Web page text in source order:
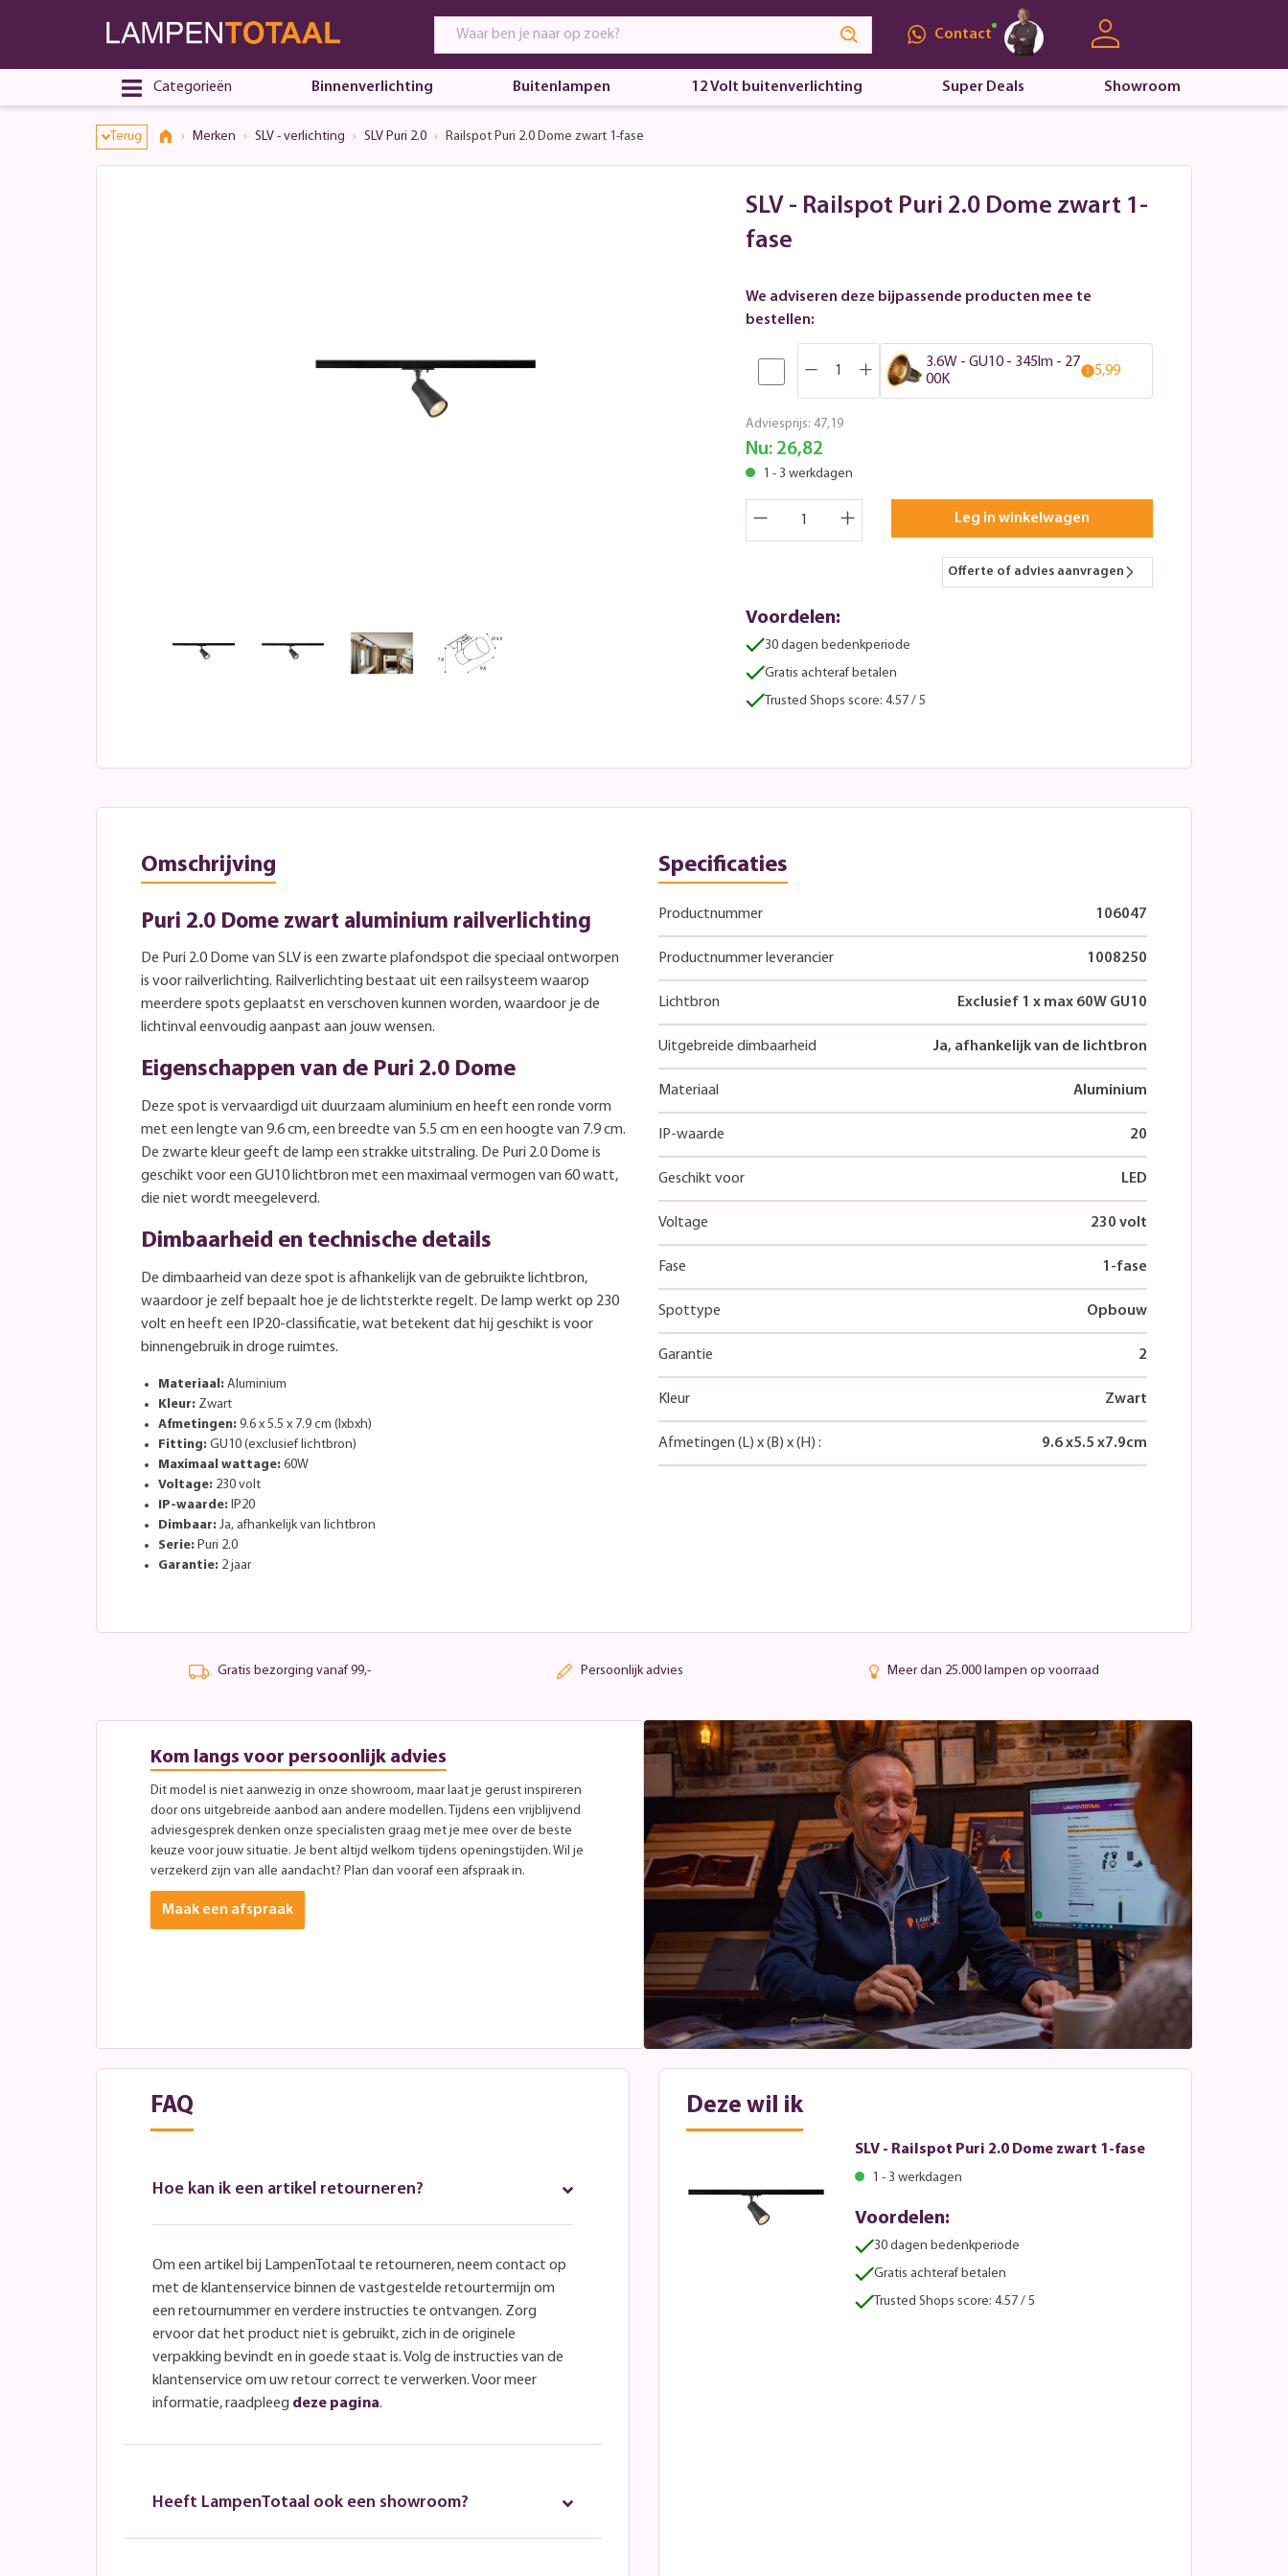
Contact
Categorieën Binnenverlichting Buitenlampen 12 Volt buitenverlichting Super Deals Showroom
Terug Merken SLV - verlichting SLV Puri 2.0 Railspot Puri 2.0 Dome zwart 1-fase
SLV - Railspot Puri 2.0 Dome zwart 1-
fase
We adviseren deze bijpassende producten mee te
bestellen:
3.6W - GU10 - 345lm - 27
00K
5,99
Adviesprijs: 47,19
Nu: 26,82
1 - 3 werkdagen
Leg in winkelwagen
Offerte of advies aanvragen
Voordelen:
30 dagen bedenkperiode
Gratis achteraf betalen
Trusted Shops score: 4.57 / 5
Omschrijving
Puri 2.0 Dome zwart aluminium railverlichting
De Puri 2.0 Dome van SLV is een zwarte plafondspot die speciaal ontworpen
is voor railverlichting. Railverlichting bestaat uit een railsysteem waarop
meerdere spots geplaatst en verschoven kunnen worden, waardoor je de
lichtinval eenvoudig aanpast aan jouw wensen.
Eigenschappen van de Puri 2.0 Dome
Deze spot is vervaardigd uit duurzaam aluminium en heeft een ronde vorm
met een lengte van 9.6 cm, een breedte van 5.5 cm en een hoogte van 7.9 cm.
De zwarte kleur geeft de lamp een strakke uitstraling. De Puri 2.0 Dome is
geschikt voor een GU10 lichtbron met een maximaal vermogen van 60 watt,
die niet wordt meegeleverd.
Dimbaarheid en technische details
De dimbaarheid van deze spot is afhankelijk van de gebruikte lichtbron,
waardoor je zelf bepaalt hoe je de lichtsterkte regelt. De lamp werkt op 230
volt en heeft een IP20-classificatie, wat betekent dat hij geschikt is voor
binnengebruik in droge ruimtes.
Materiaal: Aluminium
Kleur: Zwart
Afmetingen: 9.6 x 5.5 x 7.9 cm (lxbxh)
Fitting: GU10 (exclusief lichtbron)
Maximaal wattage: 60W
Voltage: 230 volt
IP-waarde: IP20
Dimbaar: Ja, afhankelijk van lichtbron
Serie: Puri 2.0
Garantie: 2 jaar
Specificaties
Productnummer 106047
Productnummer leverancier 1008250
Lichtbron Exclusief 1 x max 60W GU10
Uitgebreide dimbaarheid Ja, afhankelijk van de lichtbron
Materiaal Aluminium
IP-waarde 20
Geschikt voor LED
Voltage 230 volt
Fase 1-fase
Spottype Opbouw
Garantie 2
Kleur Zwart
Afmetingen (L) x(B) x(H) : 9.6x5.5 x7.9cm
Gratis bezorging vanaf 99,- Persoonlijk advies Meer dan 25.000 lampen op voorraad
Kom langs voor persoonlijk advies
Dit model is niet aanwezig in onze showroom, maar laat je gerust inspireren
door ons uitgebreide aanbod aan andere modellen. Tijdens een vrijblijvend
adviesgesprek denken onze specialisten graag met je mee over de beste
keuze voor jouw situatie. Je bent altijd welkom tijdens openingstijden. Wil je
verzekerd zijn van alle aandacht? Plan dan vooraf een afspraak in.
Maak een afspraak
FAQ
Hoe kan ik een artikel retourneren?
Om een artikel bij LampenTotaal te retourneren, neem contact op
met de klantenservice binnen de vastgestelde retourtermijn om
een retournummer en verdere instructies te ontvangen. Zorg
ervoor dat het product niet is gebruikt, zich in de originele
verpakking bevindt en in goede staat is. Volg de instructies van de
klantenservice om uw retour correct te verwerken. Voor meer
informatie, raadpleeg deze pagina.
Heeft LampenTotaal ook een showroom?
Deze wil ik
SLV - Railspot Puri 2.0 Dome zwart 1-fase
1 - 3 werkdagen
Voordelen:
30 dagen bedenkperiode
Gratis achteraf betalen
Trusted Shops score: 4.57 / 5